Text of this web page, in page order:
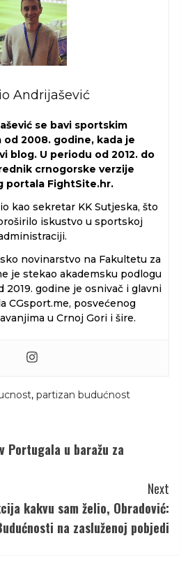
Andrijašević
se bavi sportskim
od 2008. godine, kada je
blog. U periodu od 2012. do
crnogorske verzije
portala FightSite.hr.
kao sekretar KK Sutjeska, što
iskustvo u sportskoj
novinarstvo na Fakultetu za
je stekao akademsku podlogu
2019. godine je osnivač i glavni
CGsport.me, posvećenog
u Crnoj Gori i šire.
, partizan budućnost
Portugala u baražu za
Next
kakvu sam želio, Obradović:
na zasluženoj pobjedi